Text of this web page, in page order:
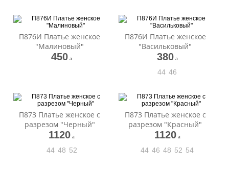
П876И Платье женское
"Малиновый"
450 a
П876И Платье женское
"Васильковый"
380 a
44 46
П873 Платье женское с
разрезом "Черный"
1120 a
44 48 52
П873 Платье женское с
разрезом "Красный"
1120 a
44 46 48 52 54